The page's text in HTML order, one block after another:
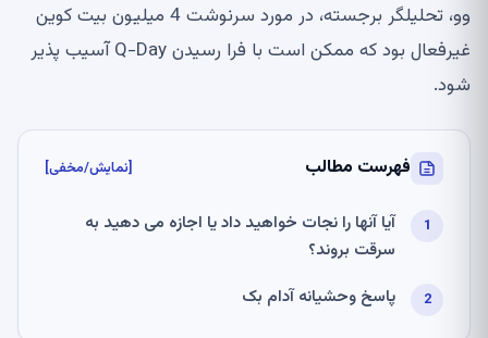
وو، تحلیلگر برجسته، در مورد سرنوشت 4 میلیون بیت کوین
غیرفعال بود که ممکن است با فرا رسیدن Q-Day آسیب پذیر
شود.
فهرست مطالب [نمایش/مخفی]
آیا آنها را نجات خواهید داد یا اجازه می دهید به
سرقت بروند؟
پاسخ وحشیانه آدام بک